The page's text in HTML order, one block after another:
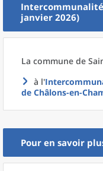
janvier 2026)
La commune de
à l'
de Châlons-en-
Pour en savoir